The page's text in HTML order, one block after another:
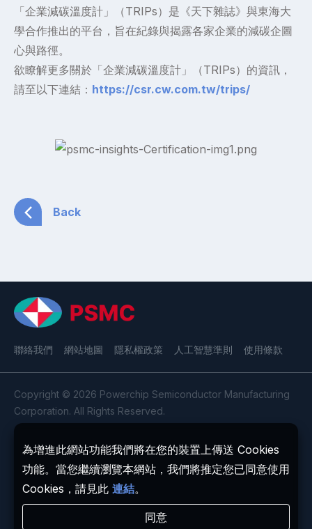
「企業減碳溫度計」（TRIPs）是《天下雜誌》與東海大
學合作推出的平台，旨在紀錄與揭露各家企業的減碳企圖
心與路徑。
欲瞭解更多關於「企業減碳溫度計」（TRIPs）的資訊，
請至以下連結： https://csr.cw.com.tw/trips/
Back
Copyright © 2026 Powerchip Semiconductor Manufacturing
Corporation. All Rights Reserved.
聯絡我們 網站地圖 隱私權政策 人工智慧準則 使用條款
為增進此網站功能我們將在您的裝置上傳送 Cookies
功能。當您繼續瀏覽本網站，我們將推定您已同意使用
Cookies，請見此 連結。
同意